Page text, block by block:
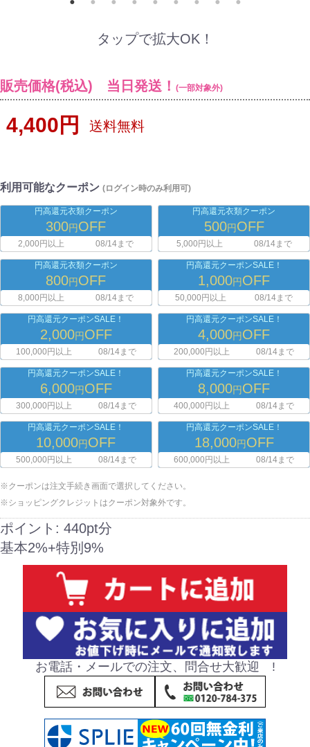
タップで拡大OK！
販売価格(税込) 当日発送！ (一部対象外)
4,400円 送料無料
利用可能なクーポン (ログイン時のみ利用可)
円高還元衣類クーポン
300円OFF
2,000円以上 08/14まで
円高還元衣類クーポン
500円OFF
5,000円以上 08/14まで
円高還元衣類クーポン
800円OFF
8,000円以上 08/14まで
円高還元クーポンSALE！
1,000円OFF
50,000円以上 08/14まで
円高還元クーポンSALE！
2,000円OFF
100,000円以上 08/14まで
円高還元クーポンSALE！
4,000円OFF
200,000円以上 08/14まで
円高還元クーポンSALE！
6,000円OFF
300,000円以上 08/14まで
円高還元クーポンSALE！
8,000円OFF
400,000円以上 08/14まで
円高還元クーポンSALE！
10,000円OFF
500,000円以上 08/14まで
円高還元クーポンSALE！
18,000円OFF
600,000円以上 08/14まで
※クーポンは注文手続き画面で選択してください。
※ショッピングクレジットはクーポン対象外です。
ポイント: 440pt分
基本2%+特別9%
お電話・メールでの注文、問合せ大歓迎 !